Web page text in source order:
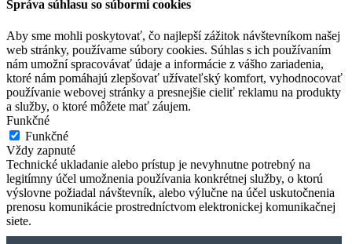
Správa súhlasu so súbormi cookies
Aby sme mohli poskytovať, čo najlepší zážitok návštevníkom našej
web stránky, používame súbory cookies. Súhlas s ich používaním
nám umožní spracovávať údaje a informácie z vášho zariadenia,
ktoré nám pomáhajú zlepšovať užívateľský komfort, vyhodnocovať
používanie webovej stránky a presnejšie cieliť reklamu na produkty
a služby, o ktoré môžete mať záujem.
Funkčné
Funkčné
Vždy zapnuté
Technické ukladanie alebo prístup je nevyhnutne potrebný na
legitímny účel umožnenia používania konkrétnej služby, o ktorú
výslovne požiadal návštevník, alebo výlučne na účel uskutočnenia
prenosu komunikácie prostredníctvom elektronickej komunikačnej
siete.